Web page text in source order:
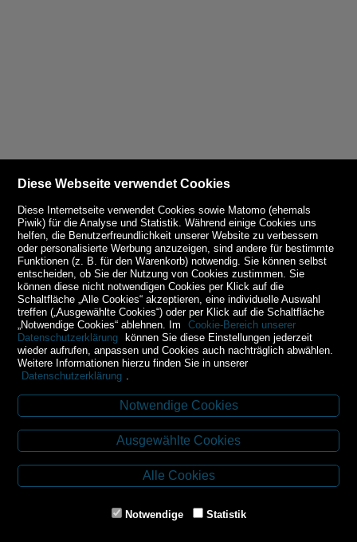
Kontakt
Budweiser Str. 3
3943 Schrems
Tel.: 02853/77239
E-Mail: schrems@spazierer.at
Diese Webseite verwendet Cookies
Diese Internetseite verwendet Cookies sowie Matomo (ehemals
Piwik) für die Analyse und Statistik. Während einige Cookies uns
helfen, die Benutzerfreundlichkeit unserer Website zu verbessern
oder personalisierte Werbung anzuzeigen, sind andere für bestimmte
Funktionen (z. B. für den Warenkorb) notwendig. Sie können selbst
entscheiden, ob Sie der Nutzung von Cookies zustimmen. Sie
können diese nicht notwendigen Cookies per Klick auf die
Schaltfläche „Alle Cookies“ akzeptieren, eine individuelle Auswahl
treffen („Ausgewählte Cookies“) oder per Klick auf die Schaltfläche
„Notwendige Cookies“ ablehnen. Im
Cookie-Bereich unserer
Datenschutzerklärung können Sie diese Einstellungen jederzeit
wieder aufrufen, anpassen und Cookies auch nachträglich abwählen.
Weitere Informationen hierzu finden Sie in unserer
Datenschutzerklärung
Notwendige Cookies
Ausgewählte Cookies
Alle Cookies
Notwendige Statistik